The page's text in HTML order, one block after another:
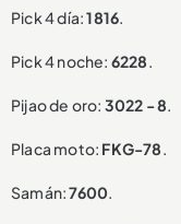
Pick 4 día:1816.
Pick 4 noche: 6228.
Pijao de oro: 3022 - 8.
Placa moto: FKG-78.
Samán:7600.